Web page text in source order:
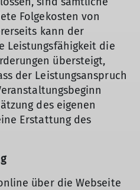
Folgekosten von
kann der
Leistungsfähigkeit die
übersteigt,
der Leistungsanspruch
des eigenen
Erstattung des
über die Webseite